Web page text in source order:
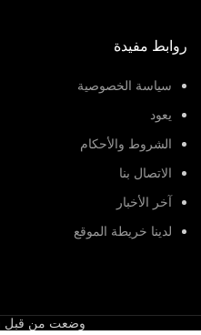
روابط مفيدة
سياسة الخصوصية
يعود
الشروط والأحكام
الاتصال بنا
آخر الأخبار
لدينا خريطة الموقع
وضعت من قبل